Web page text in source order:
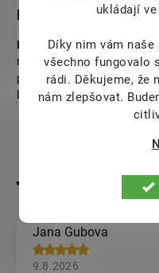
ukládají
Díky nim vám
všechno fungovalo
rádi. Děkujeme, že
nám zlepšovat.
Kvalita, na kterou se
Labetadodržuje
nezávadnosti. Řada
požadavkům moderní
být jisti, že dostáváte to
Jana Gubova
9.8.2026